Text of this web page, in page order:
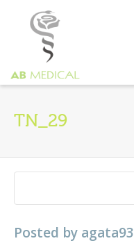
TN_29
Posted by agata93